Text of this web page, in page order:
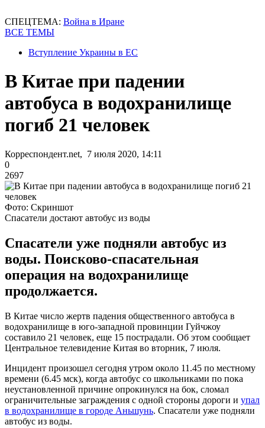
СПЕЦТЕМА: Война в Иране
ВСЕ ТЕМЫ
Вступление Украины в ЕС
В Китае при падении
автобуса в водохранилище
погиб 21 человек
Корреспондент.net, 7 июля 2020, 14:11
0
2697
Фото: Скриншот
Спасатели достают автобус из воды
Спасатели уже подняли автобус из
воды. Поисково-спасательная
операция на водохранилище
продолжается.
В Китае число жертв падения общественного автобуса в
водохранилище в юго-западной провинции Гуйчжоу
составило 21 человек, еще 15 пострадали. Об этом сообщает
Центральное телевидение Китая во вторник, 7 июля.
Инцидент произошел сегодня утром около 11.45 по местному
времени (6.45 мск), когда автобус со школьниками по пока
неустановленной причине опрокинулся на бок, сломал
ограничительные заграждения с одной стороны дороги и упал
в водохранилище в городе Аньшунь. Спасатели уже подняли
автобус из воды.